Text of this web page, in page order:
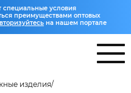
специальные условия
преимуществами оптовых
на нашем портале
изделия